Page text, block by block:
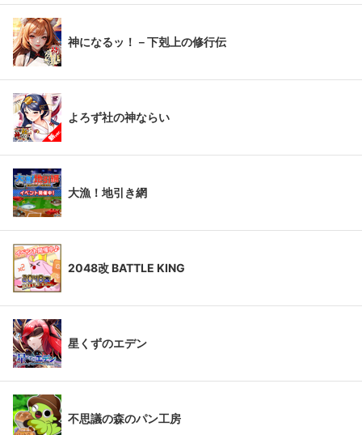
神になるッ！－下剋上の修行伝
よろず社の神ならい
大漁！地引き網
2048改 BATTLE KING
星くずのエデン
不思議の森のパン工房